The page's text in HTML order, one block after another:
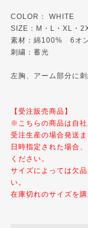
COLOR： WHITE
SIZE：M・L・XL・
素材：綿100% 6オ
刺繍：蓄光
左胸、アーム部分に
【受注販売商品】
※こちらの商品は自社
受注生産の場合発送
日時指定された場合
ください。
サイズによっては欠
い。
在庫切れのサイズを